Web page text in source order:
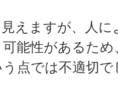
えますが、人
能性があるた
点では不適切で